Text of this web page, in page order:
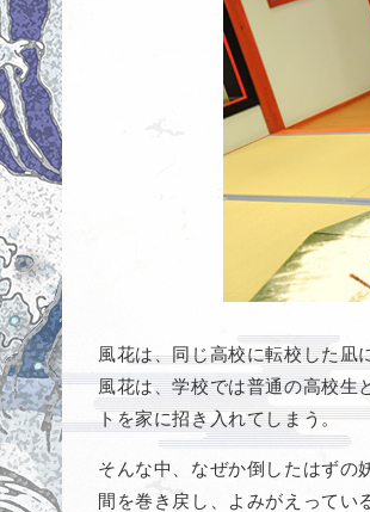
風花は、同じ高校に転校した凪
風花は、学校では普通の高校生
トを家に招き入れてしまう。
そんな中、なぜか倒したはずの
間を巻き戻し、よみがえってい